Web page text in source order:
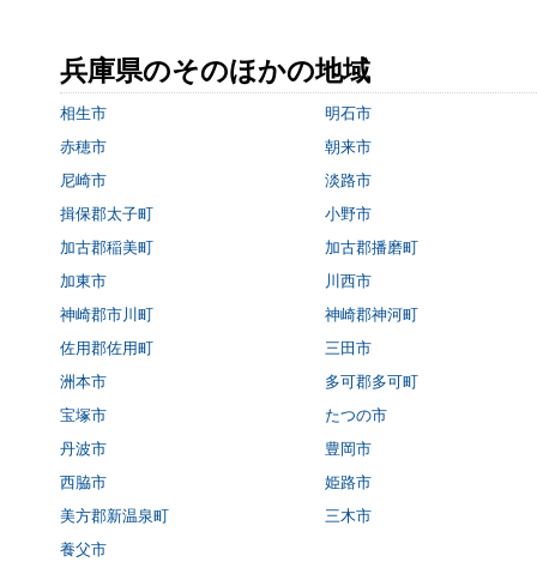
兵庫県のそのほかの地域
相生市
明石市
赤穂市
朝来市
尼崎市
淡路市
揖保郡太子町
小野市
加古郡稲美町
加古郡播磨町
加東市
川西市
神崎郡市川町
神崎郡神河町
佐用郡佐用町
三田市
洲本市
多可郡多可町
宝塚市
たつの市
丹波市
豊岡市
西脇市
姫路市
美方郡新温泉町
三木市
養父市